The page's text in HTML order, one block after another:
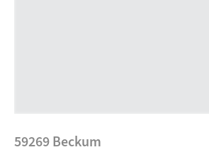
59269 Beckum